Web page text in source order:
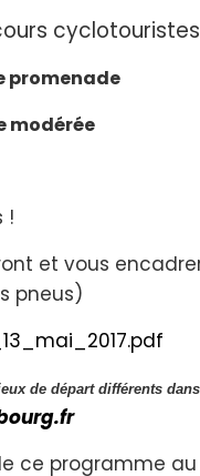
promenade
modérée
!
et vous
pneus)
de départ différents
ce programme